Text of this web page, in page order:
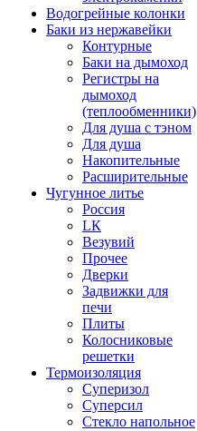
Водогрейные колонки
Баки из нержавейки
Контурные
Баки на дымоход
Регистры на
дымоход
(теплообменники)
Для душа с тэном
Для душа
Накопительные
Расширительные
Чугунное литье
Россия
LК
Везувий
Прочее
Дверки
Задвижки для
печи
Плиты
Колосниковые
решетки
Термоизоляция
Суперизол
Суперсил
Стекло напольное